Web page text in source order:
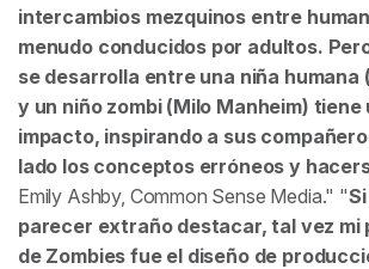
intercambios mezquinos entre
menudo conducidos por adultos.
se desarrolla entre una niña humana
y un niño zombi (Milo Manheim) tiene
impacto, inspirando a sus
lado los conceptos erróneos y
Emily Ashby, Common Sense Media.
parecer extraño destacar, tal vez
de Zombies fue el diseño de